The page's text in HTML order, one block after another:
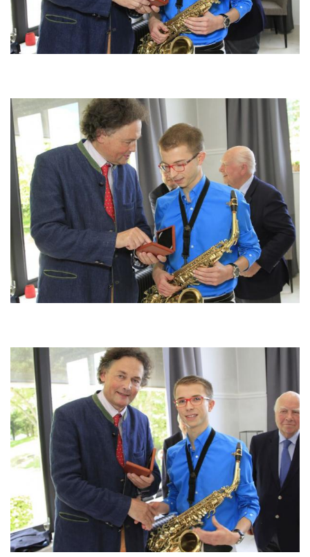
Image
Image